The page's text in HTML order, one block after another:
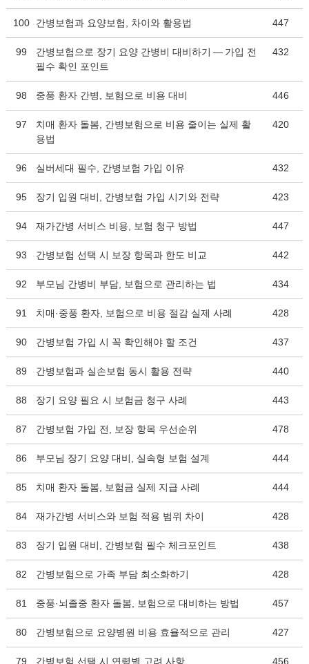
100 간병보험과 요양보험, 차이와 활용법 447
99
간병보험으로 장기 요양 간병비 대비하기 — 가입 전
필수 확인 포인트
432
98 중풍 환자 간병, 보험으로 비용 대비 446
97
치매 환자 돌봄, 간병보험으로 비용 줄이는 실제 활
용법
420
96 실버세대 필수, 간병보험 가입 이유 432
95 장기 입원 대비, 간병보험 가입 시기와 전략 423
94 재가간병 서비스 비용, 보험 청구 방법 447
93 간병보험 선택 시 보장 항목과 한도 비교 442
92 부모님 간병비 부담, 보험으로 관리하는 법 434
91 치매·중풍 환자, 보험으로 비용 절감 실제 사례 428
90 간병보험 가입 시 꼭 확인해야 할 조건 437
89 간병보험과 실손보험 동시 활용 전략 440
88 장기 요양 필요 시 보험금 청구 사례 443
87 간병보험 가입 전, 보장 항목 우선순위 478
86 부모님 장기 요양 대비, 실속형 보험 설계 444
85 치매 환자 돌봄, 보험금 실제 지급 사례 444
84 재가간병 서비스와 보험 적용 범위 차이 428
83 장기 입원 대비, 간병보험 필수 체크포인트 438
82 간병보험으로 가족 부담 최소화하기 428
81 중풍·뇌졸중 환자 돌봄, 보험으로 대비하는 방법 457
80 간병보험으로 요양병원 비용 효율적으로 관리 427
79 간병보험 선택 시 연령별 고려 사항 456